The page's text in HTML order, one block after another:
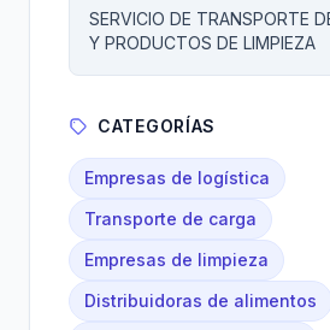
SERVICIO DE TRANSPORTE
Y PRODUCTOS DE LIMPIEZA
CATEGORÍAS
Empresas de logística
Transporte de carga
Empresas de limpieza
Distribuidoras de alimentos